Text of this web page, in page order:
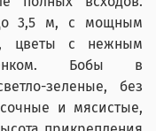
3,5 м, с мощным
цветы с нежным
Бобы в
зеленые, без
и мясистые,